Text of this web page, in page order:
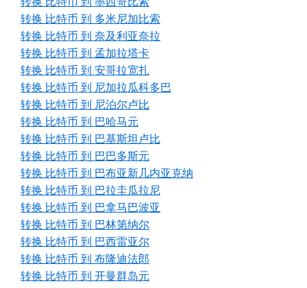
转换 比特币 到 多米尼加比索
转换 比特币 到 奈及利亚奈拉
转换 比特币 到 孟加拉塔卡
转换 比特币 到 安哥拉宽扎
转换 比特币 到 尼加拉瓜科多巴
转换 比特币 到 尼泊尔卢比
转换 比特币 到 巴哈马元
转换 比特币 到 巴基斯坦卢比
转换 比特币 到 巴巴多斯元
转换 比特币 到 巴布亚新几内亚克纳
转换 比特币 到 巴拉圭瓜拉尼
转换 比特币 到 巴拿马巴波亚
转换 比特币 到 巴林第纳尔
转换 比特币 到 巴西雷亚尔
转换 比特币 到 布隆迪法郎
转换 比特币 到 开曼群岛元